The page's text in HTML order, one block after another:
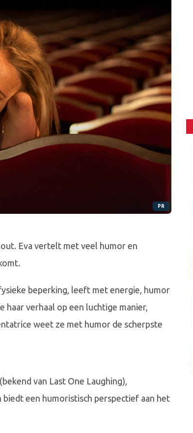
PR
Eva vertelt met veel humor en
beperking, leeft met energie, humor
verhaal op een luchtige manier,
weet ze met humor de scherpste
van Last One Laughing),
een humoristisch perspectief aan het